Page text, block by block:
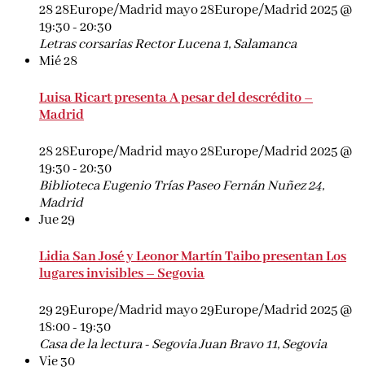
28 28Europe/Madrid mayo 28Europe/Madrid 2025 @
19:30-20:30
Letras corsariasRector Lucena 1, Salamanca
Mié28
Luisa Ricart presenta A pesar del descrédito –
Madrid
28 28Europe/Madrid mayo 28Europe/Madrid 2025 @
19:30-20:30
Biblioteca Eugenio TríasPaseo Fernán Nuñez 24,
Madrid
Jue29
Lidia San José y Leonor Martín Taibo presentan Los
lugares invisibles – Segovia
29 29Europe/Madrid mayo 29Europe/Madrid 2025 @
18:00-19:30
Casa de la lectura - SegoviaJuan Bravo 11, Segovia
Vie30